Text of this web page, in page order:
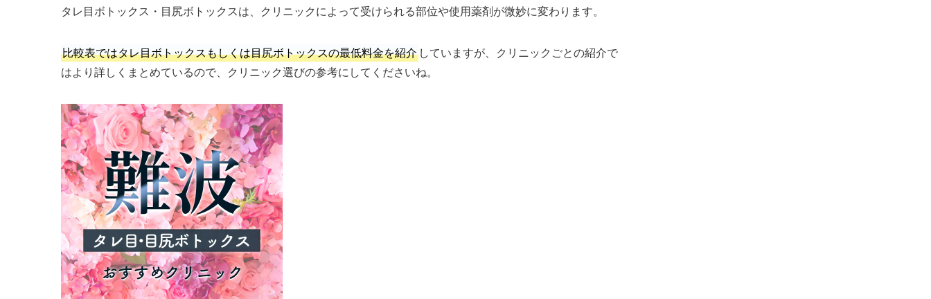
タレ目ボトックス・目尻ボトックスは、クリニックによって受けられる部位や使用薬剤が微妙に変わります。
比較表ではタレ目ボトックスもしくは目尻ボトックスの最低料金を紹介 していますが、クリニックごとの紹介で
はより詳しくまとめているので、クリニック選びの参考にしてくださいね。